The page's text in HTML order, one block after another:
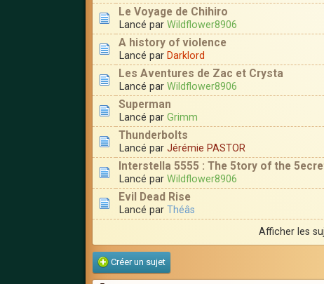
Le Voyage de Chihiro
Lancé par Wildflower8906
A history of violence
Lancé par Darklord
Les Aventures de Zac et Crysta
Lancé par Wildflower8906
Superman
Lancé par Grimm
Thunderbolts
Lancé par Jérémie PASTOR
Interstella 5555 : The 5tory of the
Lancé par Wildflower8906
Evil Dead Rise
Lancé par Théâs
Afficher les
Créer un sujet